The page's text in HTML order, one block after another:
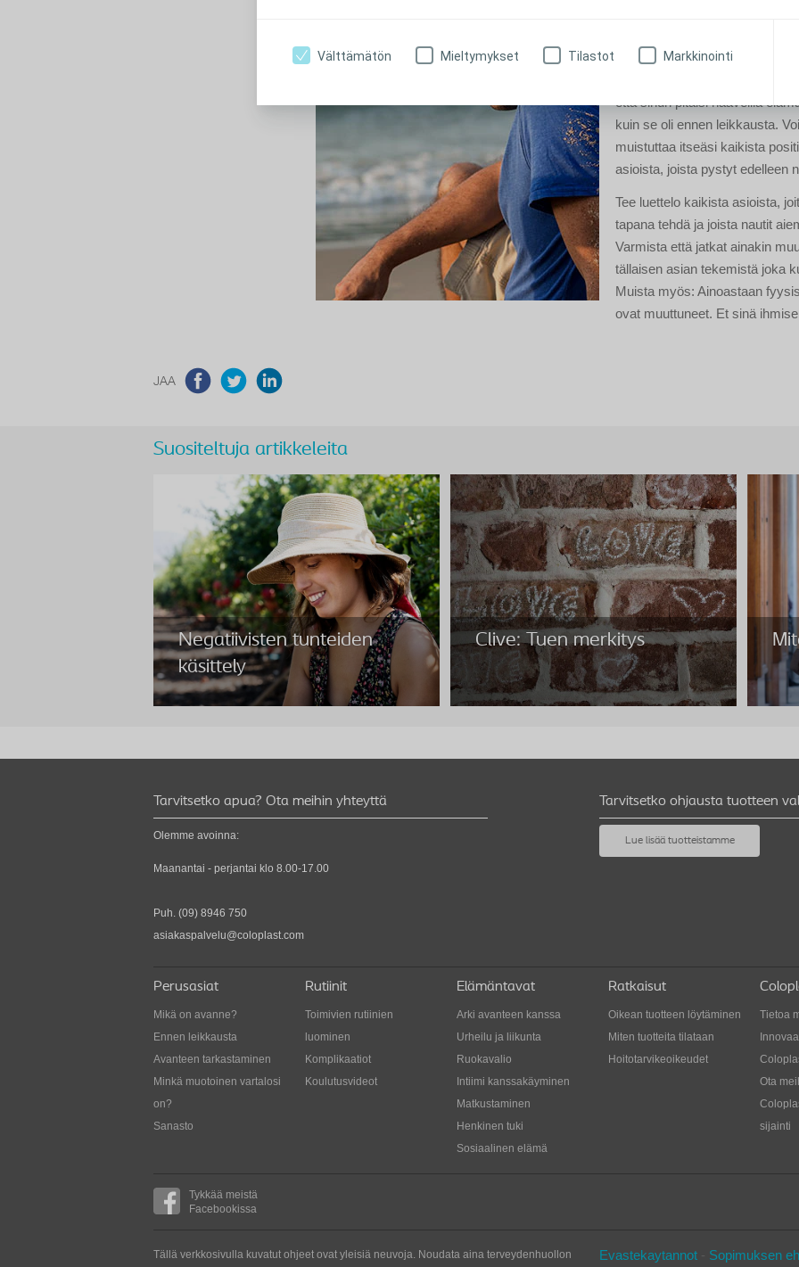
Välttämätön Mieltymykset Tilastot Markkinointi
samojen asioiden tekemistä,
että sinun pitäisi haaveilla
kuin se oli ennen leikkausta.
muistuttaa itseäsi kaikista
asioista, joista pystyt edelleen
Tee luettelo kaikista asioista,
tapana tehdä ja joista nautit
Varmista että jatkat ainakin
tällaisen asian tekemistä joka
Muista myös: Ainoastaan
ovat muuttuneet. Et sinä
JAA
Suositeltuja artikkeleita
Negatiivisten tunteiden
käsittely
käsittely
on tavallista, että se vaikuttaa sinuun tai jopa
Clive: Tuen merkitys
Clive: Tuen merkitys
Tarvitsetko apua? Ota meihin yhteyttä
Olemme avoinna:
Maanantai - perjantai klo 8.00-17.00
Puh. (09) 8946 750
asiakaspalvelu@coloplast.com
Tarvitsetko ohjausta tuotteen
Lue lisää tuotteistamme
Perusasiat
Mikä on avanne?
Ennen leikkausta
Avanteen tarkastaminen
Minkä muotoinen vartalosi
on?
Sanasto
Rutiinit
Toimivien rutiinien
luominen
Komplikaatiot
Koulutusvideot
Elämäntavat
Arki avanteen kanssa
Urheilu ja liikunta
Ruokavalio
Intiimi kanssakäyminen
Matkustaminen
Henkinen tuki
Sosiaalinen elämä
Ratkaisut
Oikean tuotteen löytäminen
Miten tuotteita tilataan
Hoitotarvikeoikeudet
Tietoa
Ota
sijainti
Tykkää meistä
Facebookissa
Evastekaytannot - Sopimuksen
Tällä verkkosivulla kuvatut ohjeet ovat yleisiä neuvoja. Noudata aina terveydenhuollon